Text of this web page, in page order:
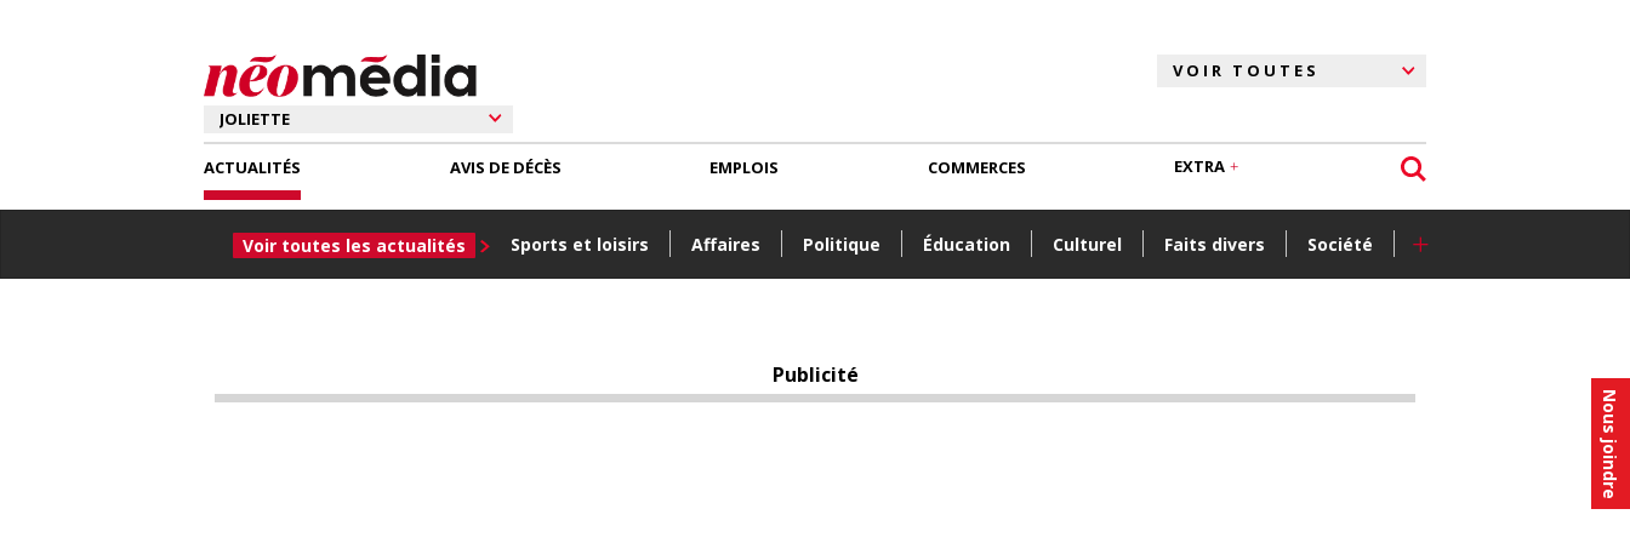
Nous joindre
ACTUALITÉS
Voir toutes les actualités Sports et loisirs Affaires Politique Éducation Culturel Faits divers Société +
AVIS DE DÉCÈS EMPLOIS COMMERCES EXTRA
Publicité